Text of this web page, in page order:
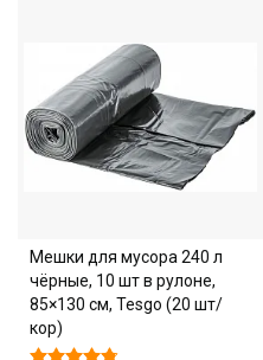
Мешки для мусора 240 л
чёрные, 10 шт в рулоне,
85×130 см, Tesgo (20 шт/
кор)